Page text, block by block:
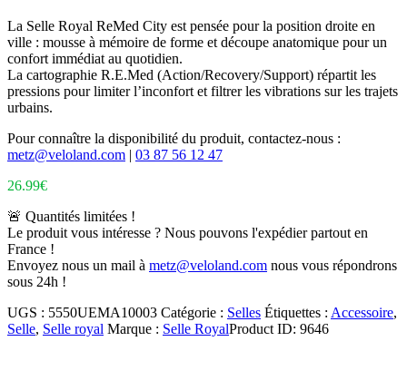
La Selle Royal ReMed City est pensée pour la position droite en
ville : mousse à mémoire de forme et découpe anatomique pour un
confort immédiat au quotidien.
La cartographie R.E.Med (Action/Recovery/Support) répartit les
pressions pour limiter l’inconfort et filtrer les vibrations sur les trajets
urbains.
Pour connaître la disponibilité du produit, contactez-nous :
metz@veloland.com | 03 87 56 12 47
26.99€
🚨 Quantités limitées !
Le produit vous intéresse ? Nous pouvons l'expédier partout en
France !
Envoyez nous un mail à metz@veloland.com nous vous répondrons
sous 24h !
UGS : 5550UEMA10003 Catégorie : Selles Étiquettes : Accessoire,
Selle, Selle royal Marque : Selle RoyalProduct ID: 9646